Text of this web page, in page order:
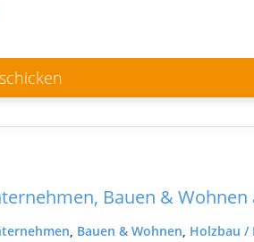
Bauen & Wohnen
, Bauen & Wohnen, Holzbau /